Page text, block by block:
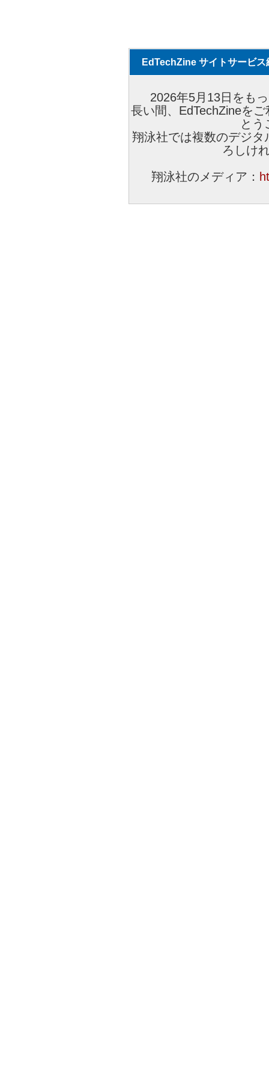
EdTechZine サイトサービス
2026年5月13日をも
長い間、EdTechZineを
とう
翔泳社では複数のデジ
ろしけ
翔泳社のメディア：